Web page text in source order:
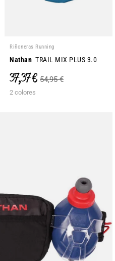
Riñoneras Running
Nathan TRAIL MIX PLUS 3.0
37,37 € 54,95 €
2 colores